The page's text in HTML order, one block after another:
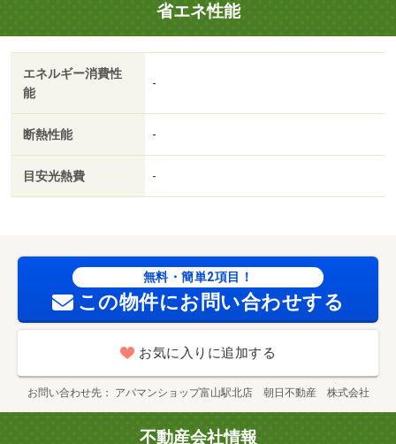
臭施工料（課税対象） 12100円
省エネ性能
エネルギー消費性
能
-
断熱性能 -
目安光熱費 -
無料・簡単2項目！
この物件にお問い合わせする
お気に入りに追加する
お問い合わせ先 アパマンショップ富山駅北店 朝日不動産 株式会社
不動産会社情報